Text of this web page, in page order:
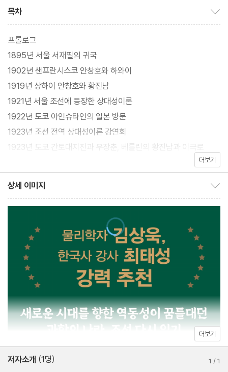
목차
프롤로그
1895년 서울 서재필의 귀국
1902년 샌프란시스코 안창호와 하와이
1919년 상하이 안창호와 황진남
1921년 서울 조선에 등장한 상대성이론
1922년 도쿄 아인슈타인의 일본 방문
1923년 조선 전역 상대성이론 강연회
1923년 도쿄 간토대지진과 우장춘, 베를린의 황진남과 이극로
1934년 과학데이 양자역학의 도입
1937년 교토 우장춘, 이태규, 리승기
1945년 서울 해방공간의 꿈
1946년 제주 좌우 대결과 남북 분단
1947년 보스턴 여운형, 황진남, 서재필
1950년 부산 우장춘의 귀국
1953년 판문점 한글 타자기와 우장춘
전쟁이 끝나고 구체제의 종말
참고 문헌 및 그림 출처
더보기
상세 이미지
더보기
저자소개 (1명) 1 /1